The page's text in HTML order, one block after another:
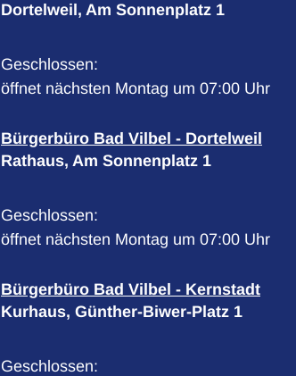
Dortelweil, Am Sonnenplatz 1
Klicken, um weitere Öffnungs- oder
Geschlossen:
öffnet nächsten Montag um 07:00 Uhr
Bürgerbüro Bad Vilbel - Dortelweil
Rathaus, Am Sonnenplatz 1
Klicken, um weitere Öffnungs- oder
Geschlossen:
öffnet nächsten Montag um 07:00 Uhr
Bürgerbüro Bad Vilbel - Kernstadt
Kurhaus, Günther-Biwer-Platz 1
Klicken, um weitere Öffnungs- oder
Geschlossen: